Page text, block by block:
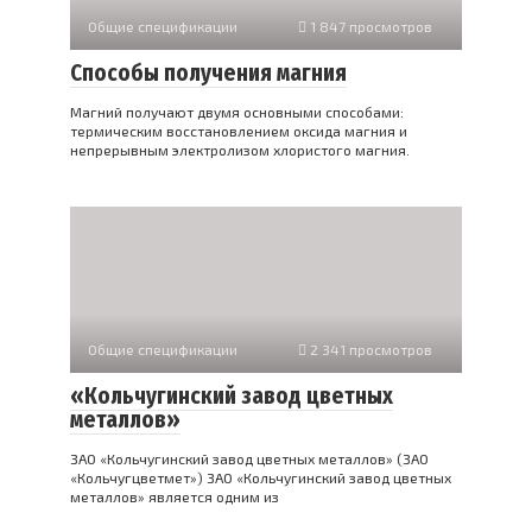
Общие спецификации 1 847 просмотров
Способы получения магния
Магний получают двумя основными способами:
термическим восстановлением оксида магния и
непрерывным электролизом хлористого магния.
Общие спецификации 2 341 просмотров
«Кольчугинский завод цветных
металлов»
ЗАО «Кольчугинский завод цветных металлов» (ЗАО
«Кольчугцветмет») ЗАО «Кольчугинский завод цветных
металлов» является одним из